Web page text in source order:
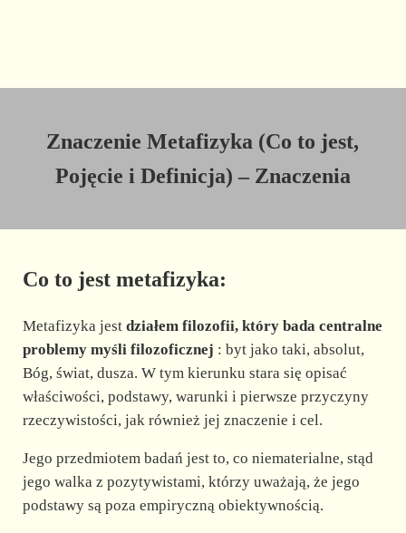
Znaczenie Metafizyka (Co to jest,
Pojęcie i Definicja) – Znaczenia
Co to jest metafizyka:
Metafizyka jest działem filozofii, który bada centralne
problemy myśli filozoficznej : byt jako taki, absolut,
Bóg, świat, dusza. W tym kierunku stara się opisać
właściwości, podstawy, warunki i pierwsze przyczyny
rzeczywistości, jak również jej znaczenie i cel.
Jego przedmiotem badań jest to, co niematerialne, stąd
jego walka z pozytywistami, którzy uważają, że jego
podstawy są poza empiryczną obiektywnością.